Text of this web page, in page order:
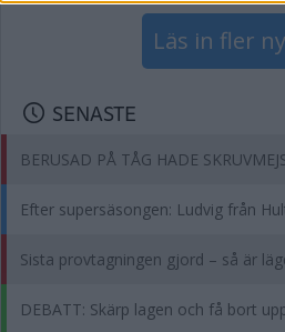
Läs in fler
SENASTE
BERUSAD PÅ TÅG HADE
Efter supersäsongen: Ludvig från
Sista provtagningen gjord – så är
DEBATT: Skärp lagen och få bort